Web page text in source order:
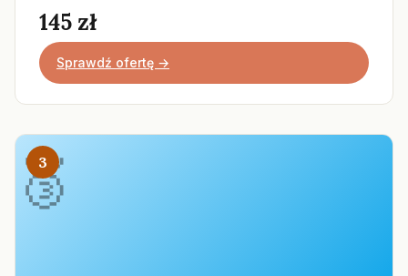
145 zł
Sprawdź ofertę →
3